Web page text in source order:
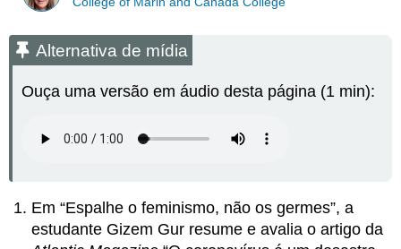
Alternativa de mídia
Ouça uma versão em áudio desta página (1 min):
Em “Espalhe o feminismo, não os germes”, a
estudante Gizem Gur resume e avalia o artigo da